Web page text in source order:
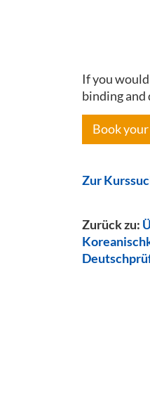
If you
binding
Book
Zur
Zurück zu: